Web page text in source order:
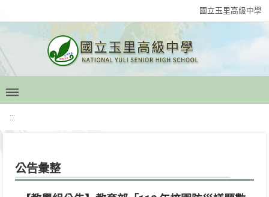
國立玉里高級中學
:::
公告彙整